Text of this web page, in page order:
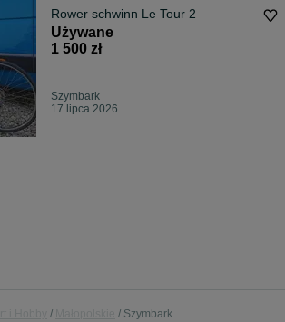
Rower schwinn Le Tour 2
Używane
1 500 zł
Szymbark
17 lipca 2026
Szymbark